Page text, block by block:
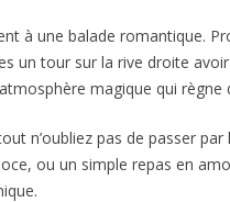
à une balade romantique.
un tour sur la rive droite
magique qui
n’oubliez pas de passer
ou un simple repas en